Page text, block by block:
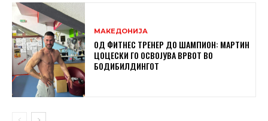
МАКЕДОНИЈА
ОД ФИТНЕС ТРЕНЕР ДО ШАМПИОН: МАРТИН
ЦОЦЕСКИ ГО ОСВОЈУВА ВРВОТ ВО
БОДИБИЛДИНГОТ